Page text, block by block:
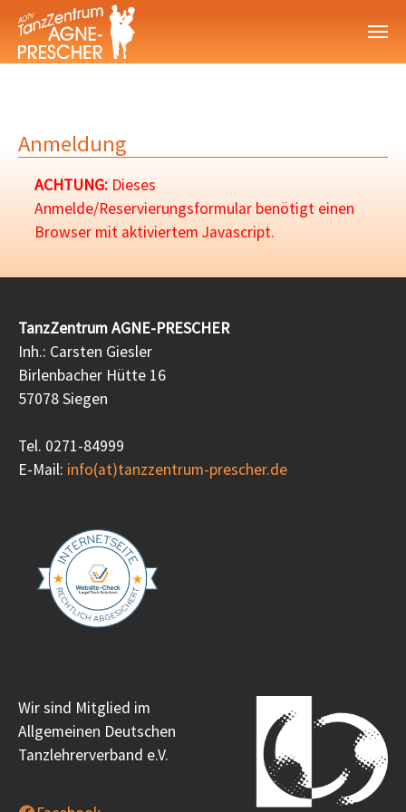
Anmeldung
ACHTUNG:Dieses
Anmelde/Reservierungsformular benötigt einen
Browser mit aktiviertem Javascript.
TanzZentrum AGNE-PRESCHER
Inh.: Carsten Giesler
Birlenbacher Hütte 16
57078 Siegen
Tel. 0271-84999
E-Mail: info(at)tanzzentrum-prescher.de
Wir sind Mitglied im
Allgemeinen Deutschen
Tanzlehrerverband e.V.